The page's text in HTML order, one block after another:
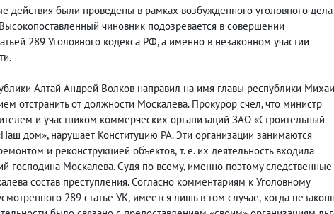
действия были проведены в рамках возбужденного уголовного дела
чиновник подозревается в совершении
289 Уголовного кодекса РФ, а именно в незаконном участии
Алтай Андрей Волков направил на имя главы республики
отстранить от должности Москалева. Прокурор счел, что министр
и участником коммерческих организаций ЗАО «Строительный
дом», нарушает Конституцию РА. Эти организации занимаются
и реконструкцией объектов, т. е.их деятельность входила
господина Москалева. Судя по всему, именно поэтому следственные
состав преступления. Согласно комментариям к Уголовному
289 статье УК, имеется лишь в том случае, когда